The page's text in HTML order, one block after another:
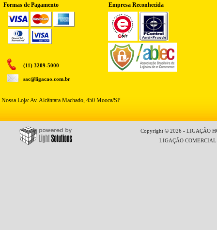
Formas de Pagamento Empresa Reconhecida
(11) 3209-5000
sac@ligacao.com.br
Nossa Loja: Av. Alcântara Machado, 450 Mooca/SP
Copyright © 2026 - LIGAÇÃO
LIGAÇÃO